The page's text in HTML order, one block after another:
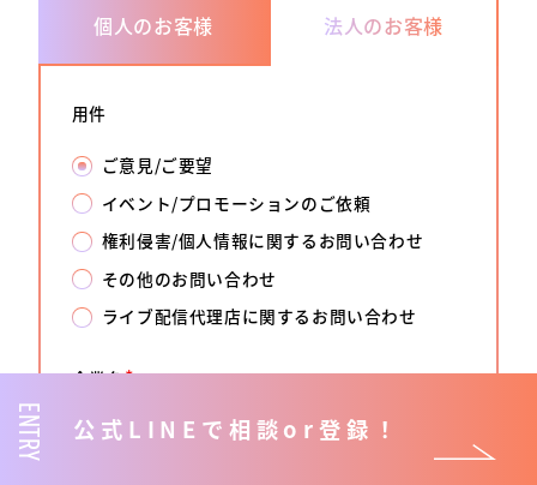
個人のお客様 法人のお客様
用件
ご意見/ご要望
イベント/プロモーションのご依頼
権利侵害/個人情報に関するお問い合わせ
その他のお問い合わせ
ライブ配信代理店に関するお問い合わせ
企業名*
ENTRY 公式LINEで相談or登録！